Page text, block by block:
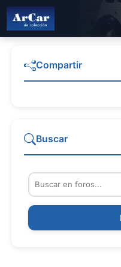
Compartir
Buscar